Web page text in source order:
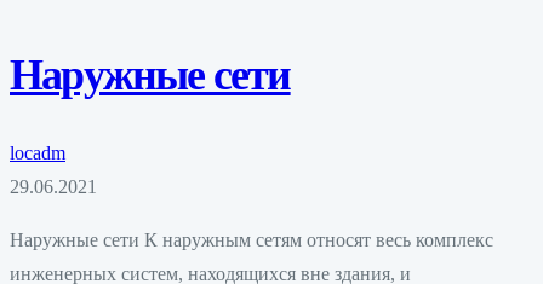
Наружные сети
locadm
29.06.2021
Наружные сети К наружным сетям относят весь комплекс
инженерных систем, находящихся вне здания, и